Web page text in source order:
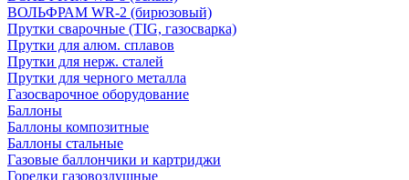
ВОЛЬФРАМ WR-2 (бирюзовый)
Прутки сварочные (TIG, газосварка)
Прутки для алюм. сплавов
Прутки для нерж. сталей
Прутки для черного металла
Газосварочное оборудование
Баллоны
Баллоны композитные
Баллоны стальные
Газовые баллончики и картриджи
Горелки газовоздушные